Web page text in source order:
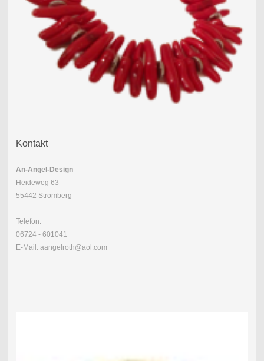
Kontakt
An-Angel-Design
Heideweg 63
55442 Stromberg
Telefon:
06724 - 601041
E-Mail: aangelroth@aol.com